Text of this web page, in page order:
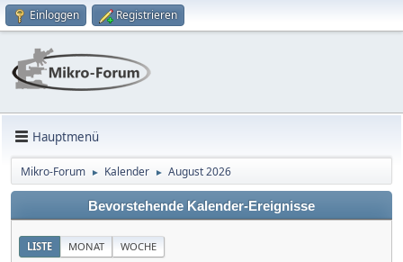
Einloggen Registrieren
Hauptmenü
Mikro-Forum ► Kalender ► August 2026
Bevorstehende Kalender-Ereignisse
LISTE MONAT WOCHE